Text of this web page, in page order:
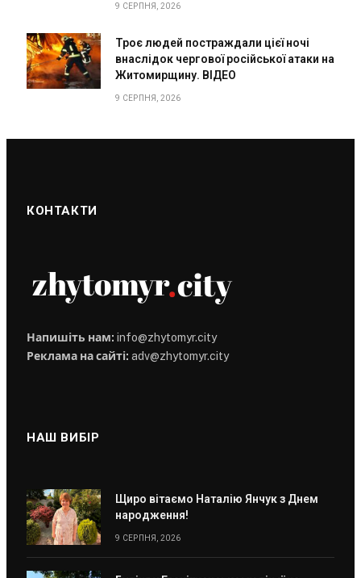
9 СЕРПНЯ, 2026
Троє людей постраждали цієї ночі
внаслідок чергової російської атаки на
Житомирщину. ВІДЕО
9 СЕРПНЯ, 2026
КОНТАКТИ
Напишіть нам: info@zhytomyr.city
Реклама на сайті: adv@zhytomyr.city
НАШ ВИБІР
Щиро вітаємо Наталію Янчук з Днем
народження!
9 СЕРПНЯ, 2026